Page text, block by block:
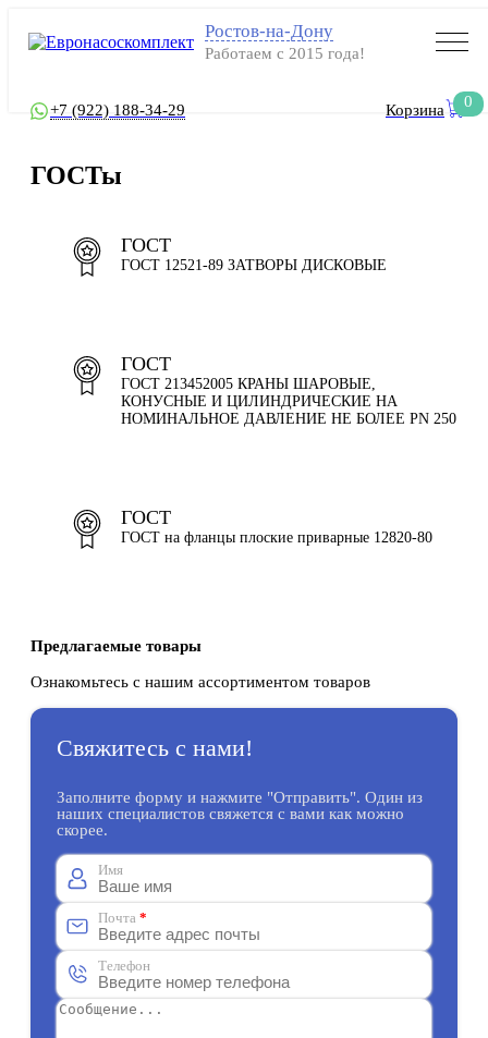
Ростов-на-Дону
Работаем с 2015 года!
+7 (922) 188-34-29 Корзина
0
ГОСТы
ГОСТ
ГОСТ 12521-89 ЗАТВОРЫ ДИСКОВЫЕ
ГОСТ
ГОСТ 213452005 КРАНЫ ШАРОВЫЕ,
КОНУСНЫЕ И ЦИЛИНДРИЧЕСКИЕ НА
НОМИНАЛЬНОЕ ДАВЛЕНИЕ НЕ БОЛЕЕ PN 250
ГОСТ
ГОСТ на фланцы плоские приварные 12820-80
Предлагаемые товары
Ознакомьтесь с нашим ассортиментом товаров
Свяжитесь с нами!
Заполните форму и нажмите "Отправить". Один из
наших специалистов свяжется с вами как можно
скорее.
Имя
Почта *
Телефон